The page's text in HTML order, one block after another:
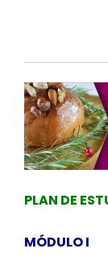
PLAN DE
MÓDULO I